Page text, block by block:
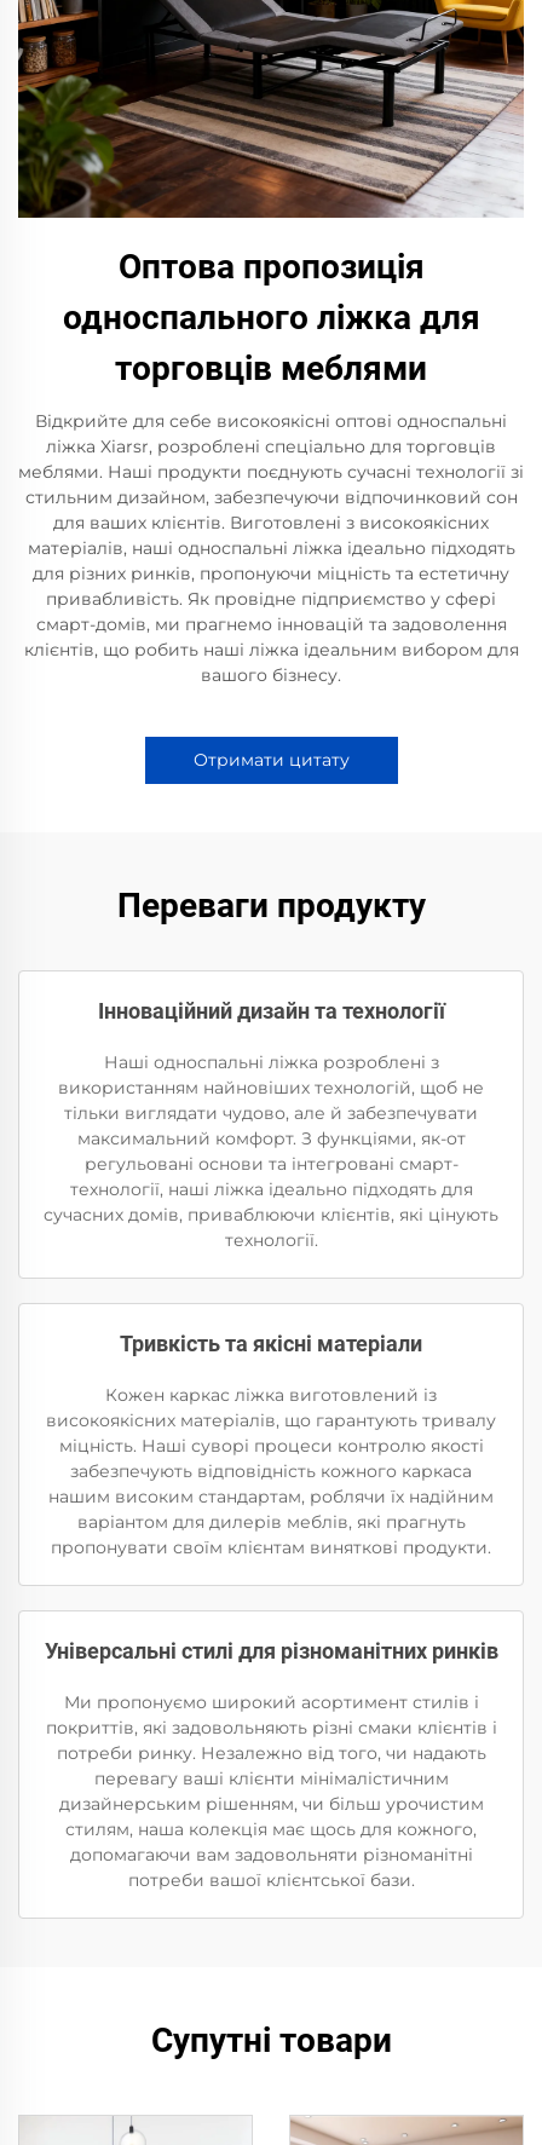
Оптова пропозиція
односпального ліжка для
торговців меблями
Відкрийте для себе високоякісні оптові односпальні
ліжка Xiarsr, розроблені спеціально для торговців
меблями. Наші продукти поєднують сучасні технології зі
стильним дизайном, забезпечуючи відпочинковий сон
для ваших клієнтів. Виготовлені з високоякісних
матеріалів, наші односпальні ліжка ідеально підходять
для різних ринків, пропонуючи міцність та естетичну
привабливість. Як провідне підприємство у сфері
смарт-домів, ми прагнемо інновацій та задоволення
клієнтів, що робить наші ліжка ідеальним вибором для
вашого бізнесу.
Отримати цитату
Переваги продукту
Інноваційний дизайн та технології
Наші односпальні ліжка розроблені з
використанням найновіших технологій, щоб не
тільки виглядати чудово, але й забезпечувати
максимальний комфорт. З функціями, як-от
регульовані основи та інтегровані смарт-
технології, наші ліжка ідеально підходять для
сучасних домів, приваблюючи клієнтів, які цінують
технології.
Тривкість та якісні матеріали
Кожен каркас ліжка виготовлений із
високоякісних матеріалів, що гарантують тривалу
міцність. Наші суворі процеси контролю якості
забезпечують відповідність кожного каркаса
нашим високим стандартам, роблячи їх надійним
варіантом для дилерів меблів, які прагнуть
пропонувати своїм клієнтам виняткові продукти.
Універсальні стилі для різноманітних ринків
Ми пропонуємо широкий асортимент стилів і
покриттів, які задовольняють різні смаки клієнтів і
потреби ринку. Незалежно від того, чи надають
перевагу ваші клієнти мінімалістичним
дизайнерським рішенням, чи більш урочистим
стилям, наша колекція має щось для кожного,
допомагаючи вам задовольняти різноманітні
потреби вашої клієнтської бази.
Супутні товари